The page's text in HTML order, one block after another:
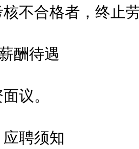
不合格者，终止
待遇
议。
聘须知